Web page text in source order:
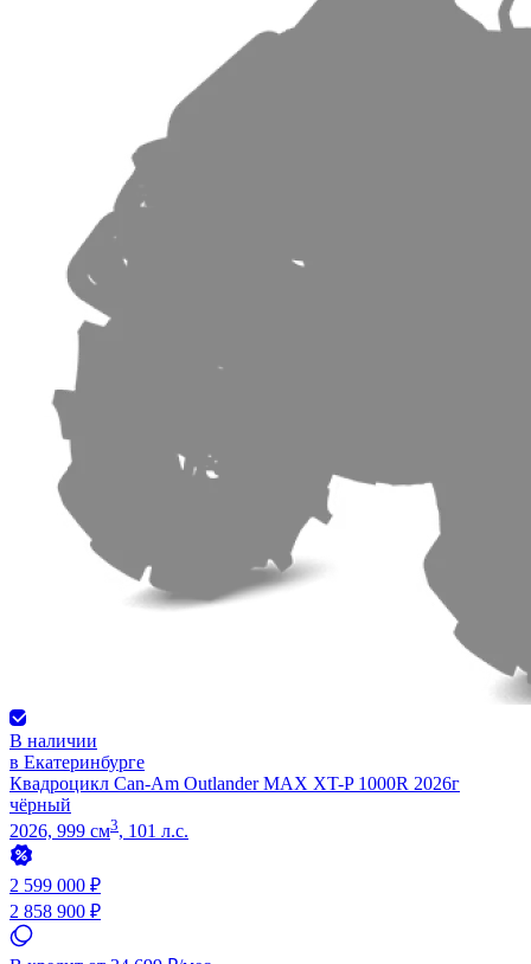
В наличии
в Екатеринбурге
Квадроцикл Can-Am Outlander MAX XT-P 1000R 2026г
чёрный
2026, 999 см3, 101 л.с.
2 599 000 ₽
2 858 900 ₽